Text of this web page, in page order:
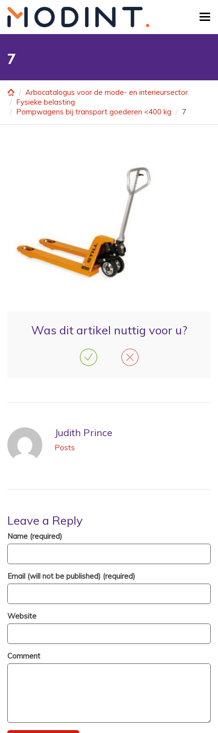
main
content
7
Arbocatalogus voor de mode- en interieursector
Fysieke belasting
Pompwagens bij transport goederen <400 kg
7
Was dit artikel nuttig voor u?
Judith Prince
Posts
Leave a Reply
Name (required)
Email (will not be published) (required)
Website
Comment